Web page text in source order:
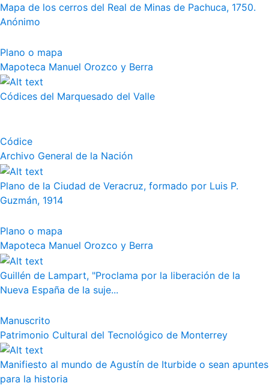
Mapa de los cerros del Real de Minas de Pachuca, 1750.
Anónimo
Plano o mapa
Mapoteca Manuel Orozco y Berra
Códices del Marquesado del Valle
Códice
Archivo General de la Nación
Plano de la Ciudad de Veracruz, formado por Luis P.
Guzmán, 1914
Plano o mapa
Mapoteca Manuel Orozco y Berra
Guillén de Lampart, "Proclama por la liberación de la
Nueva España de la suje...
Manuscrito
Patrimonio Cultural del Tecnológico de Monterrey
Manifiesto al mundo de Agustín de Iturbide o sean apuntes
para la historia